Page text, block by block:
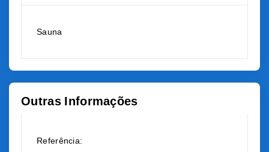
Sauna
Outras Informações
Referência: